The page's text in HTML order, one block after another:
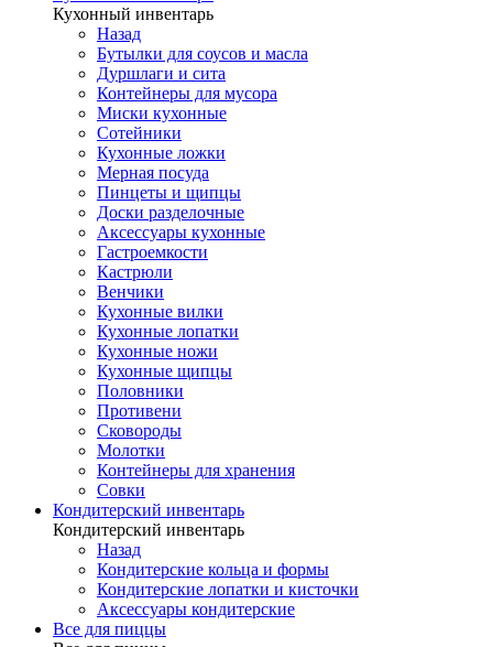
Кухонный инвентарь
Назад
Бутылки для соусов и масла
Дуршлаги и сита
Контейнеры для мусора
Миски кухонные
Сотейники
Кухонные ложки
Мерная посуда
Пинцеты и щипцы
Доски разделочные
Аксессуары кухонные
Гастроемкости
Кастрюли
Венчики
Кухонные вилки
Кухонные лопатки
Кухонные ножи
Кухонные щипцы
Половники
Противени
Сковороды
Молотки
Контейнеры для хранения
Совки
Кондитерский инвентарь
Кондитерский инвентарь
Назад
Кондитерские кольца и формы
Кондитерские лопатки и кисточки
Аксессуары кондитерские
Все для пиццы